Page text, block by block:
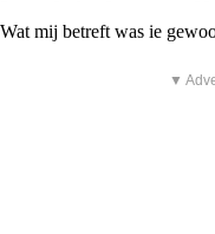
Wat mij betreft was ie
▼